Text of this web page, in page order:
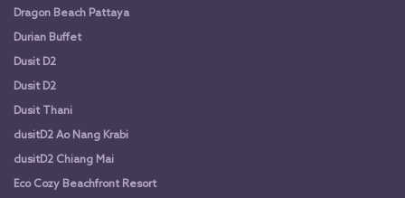
Dragon Beach Pattaya
Durian Buffet
Dusit D2
Dusit D2
Dusit Thani
dusitD2 Ao Nang Krabi
dusitD2 Chiang Mai
Eco Cozy Beachfront Resort